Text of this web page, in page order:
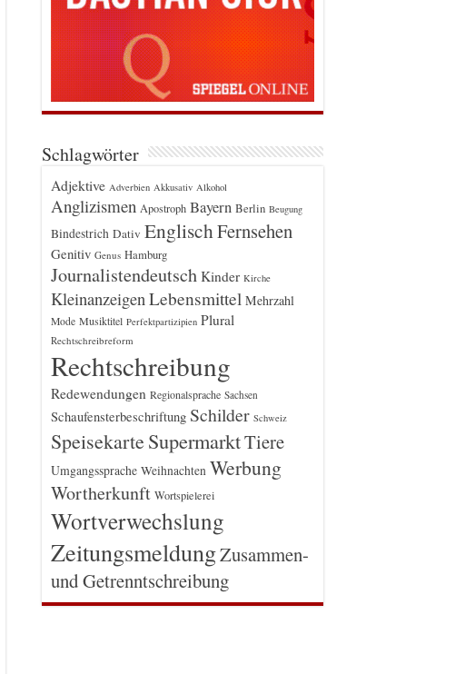
Schlagwörter
Adjektive Adverbien Akkusativ Alkohol
Anglizismen Apostroph Bayern Berlin Beugung
Bindestrich Dativ EnglischFernsehen
Genitiv Genus Hamburg
Journalistendeutsch Kinder Kirche
Kleinanzeigen Lebensmittel Mehrzahl
Mode Musiktitel Perfektpartizipien Plural
Rechtschreibreform
Rechtschreibung
Redewendungen Regionalsprache Sachsen
Schaufensterbeschriftung Schilder Schweiz
Speisekarte SupermarktTiere
Umgangssprache Weihnachten Werbung
Wortherkunft Wortspielerei
Wortverwechslung
ZeitungsmeldungZusammen-
und Getrenntschreibung